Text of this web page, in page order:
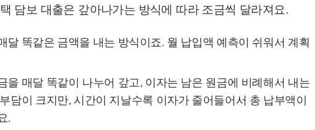
담보 대출은 갚아나가는 방식에 따라 조금씩 달라져요.
달 똑같은 금액을 내는 방식이죠. 월 납입액 예측이 쉬워서 계획
을 매달 똑같이 나누어 갚고, 이자는 남은 원금에 비례해서 내는
담이 크지만, 시간이 지날수록 이자가 줄어들어서 총 납부액이
.